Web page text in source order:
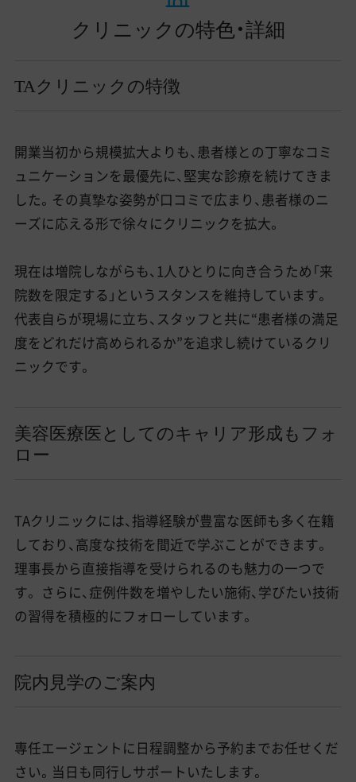
クリニックの特色・詳細
TAクリニックの特徴
開業当初から規模拡大よりも、患者様との丁寧なコミ
ュニケーションを最優先に、堅実な診療を続けてきま
した。その真摯な姿勢が口コミで広まり、患者様のニ
ーズに応える形で徐々にクリニックを拡大。
現在は増院しながらも、1人ひとりに向き合うため「来
院数を限定する」というスタンスを維持しています。
代表自らが現場に立ち、スタッフと共に“患者様の満足
度をどれだけ高められるか”を追求し続けているクリ
ニックです。
美容医療医としてのキャリア形成もフォ
ロー
TAクリニックには、指導経験が豊富な医師も多く在籍
しており、高度な技術を間近で学ぶことができます。
理事長から直接指導を受けられるのも魅力の一つで
す。 さらに、症例件数を増やしたい施術、学びたい技術
の習得を積極的にフォローしています。
院内見学のご案内
専任エージェントに日程調整から予約までお任せくだ
さい。当日も同行しサポートいたします。